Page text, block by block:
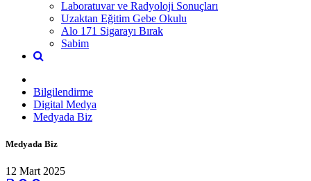
Laboratuvar ve Radyoloji Sonuçları
Uzaktan Eğitim Gebe Okulu
Alo 171 Sigarayı Bırak
Sabim
Bilgilendirme
Digital Medya
Medyada Biz
Medyada Biz
12 Mart 2025